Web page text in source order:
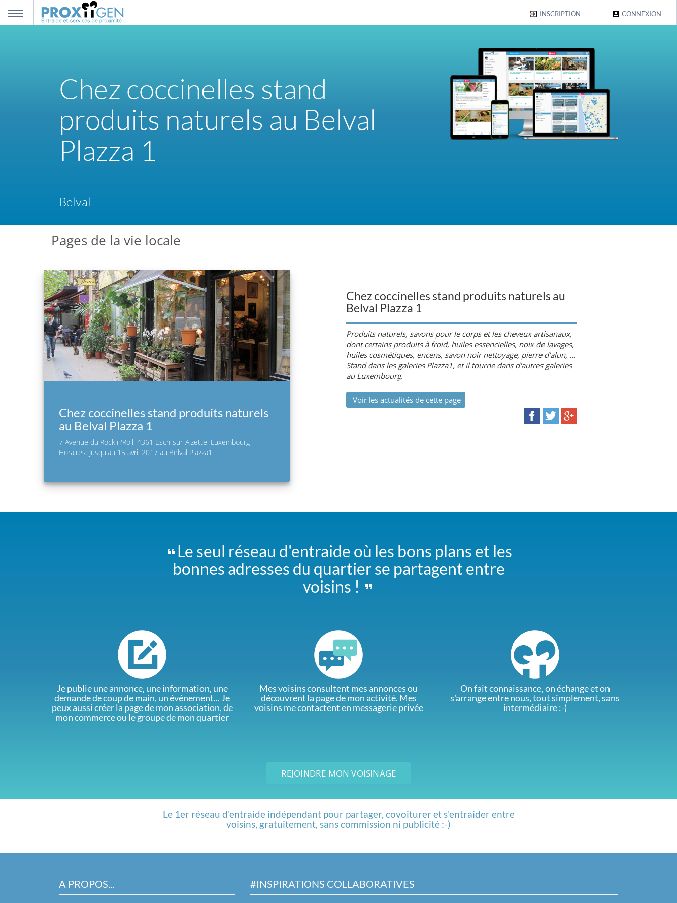
CONNEXION
INSCRIPTION
Chez coccinelles stand
produits naturels au Belval
Plazza 1
Belval
Pages de la vie locale
Chez coccinelles stand produits naturels
au Belval Plazza 1
7 Avenue du Rock'n'Roll, 4361 Esch-sur-Alzette, Luxembourg
Horaires: Jusqu'au 15 avril 2017 au Belval Plazza1
Chez coccinelles stand produits naturels au
Belval Plazza 1
Produits naturels, savons pour le corps et les cheveux artisanaux,
dont certains produits à froid, huiles essencielles, noix de lavages,
huiles cosmétiques, encens, savon noir nettoyage, pierre d'alun, ...
Stand dans les galeries Plazza1, et il tourne dans d'autres galeries
au Luxembourg.
Voir les actualités de cette page
Le seul réseau d'entraide où les bons plans et les
bonnes adresses du quartier se partagent entre
voisins !
Je publie une annonce, une information, une
demande de coup de main, un événement... Je
peux aussi créer la page de mon association, de
mon commerce ou le groupe de mon quartier
Mes voisins consultent mes annonces ou
découvrent la page de mon activité. Mes
voisins me contactent en messagerie privée
On fait connaissance, on échange et on
s'arrange entre nous, tout simplement, sans
intermédiaire :-)
REJOINDRE MON VOISINAGE
Le 1er réseau d'entraide indépendant pour partager, covoiturer et s'entraider entre
voisins, gratuitement, sans commission ni publicité :-)
A PROPOS... #INSPIRATIONS COLLABORATIVES